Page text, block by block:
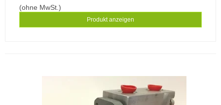
(ohne MwSt.)
Produkt anzeigen